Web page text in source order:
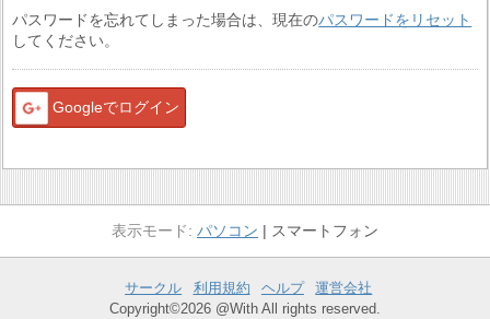
パスワードを忘れてしまった場合は、現在のパスワードをリセット
してください。
Googleでログイン
パソコン スマートフォン
サークル 利用規約 ヘルプ
運営会社
Copyright©2026 @With All rights reserved.